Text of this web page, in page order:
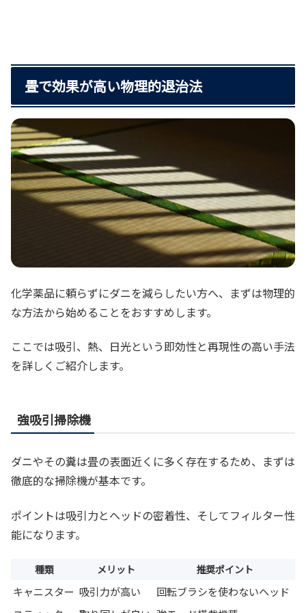
畳で効果が高い物理的退治法
化学薬品に頼らずにダニを減らしたい方へ、まずは物理的
な方法から始めることをおすすめします。
ここでは吸引、熱、日光という即効性と再現性の高い手法
を詳しくご紹介します。
強吸引掃除機
ダニやその糞は畳の表面近くに多く存在するため、まずは
徹底的な掃除機が基本です。
ポイントは吸引力とヘッドの密着性、そしてフィルター性
能になります。
種類 メリット 推奨ポイント
キャニスター 吸引力が高い
回転ブラシを使わないヘッド